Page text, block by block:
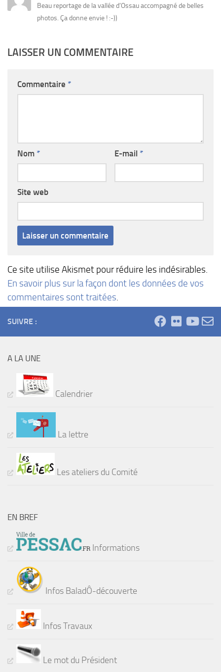
Beau reportage de la vallée d’Ossau accompagné de belles
photos. Ça donne envie ! :-))
LAISSER UN COMMENTAIRE
Commentaire *
Nom * E-mail *
Site web
Ce site utilise Akismet pour réduire les indésirables.
En savoir plus sur la façon dont les données de vos
commentaires sont traitées.
SUIVRE :
A LA UNE
Calendrier
La lettre
Les ateliers du Comité
EN BREF
Informations
Infos BaladÔ-découverte
Infos Travaux
Le mot du Président